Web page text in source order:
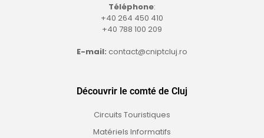
Téléphone:
+40 264 450 410
+40 788 100 209
E-mail: contact@cniptcluj.ro
Découvrir le comté de Cluj
Circuits Touristiques
Matériels Informatifs